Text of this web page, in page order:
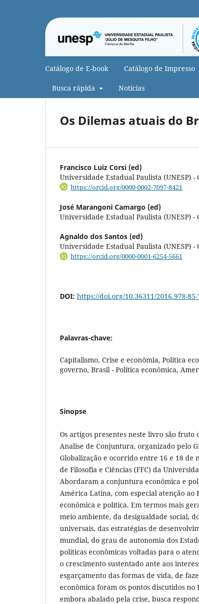
Catálogo de E-book Catálogo de Impresso
Busca rápida Notícias
Os Dilemas atuais do
Francisco Luiz Corsi (ed)
Universidade Estadual Paulista (UNESP)
https://orcid.org/0000-0002-7097-8421
José Marangoni Camargo (ed)
Universidade Estadual Paulista (UNESP)
Agnaldo dos Santos (ed)
Universidade Estadual Paulista (UNESP)
https://orcid.org/0000-0001-6254-5661
DOI: https://doi.org/10.36311/2016.978-85-
Palavras-chave:
Capitalismo, Crise e econômia, Política
governo, Brasil - Política econômica,
Sinopse
Os artigos presentes neste livro são fruto
Analise de Conjuntura, organizado pelo
Globalização e ocorrido entre 16 e 18 de
de Filosofia e Ciências (FFC) da
Abordaram a conjuntura econômica e
América Latina, com especial atenção ao
econômica e política. Em termos mais
meio ambiente, da desigualdade social,
universais, das estratégias de
mundial, do grau de autonomia dos
políticas econômicas voltadas para o
o crescimento sustentado ante aos
esgarçamento das formas de vida, de
econômica foram os pontos discutidos
embora abalado pela crise, busca